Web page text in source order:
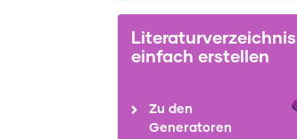
Literaturverzeichnis
einfach erstellen
Zu den
Generatoren